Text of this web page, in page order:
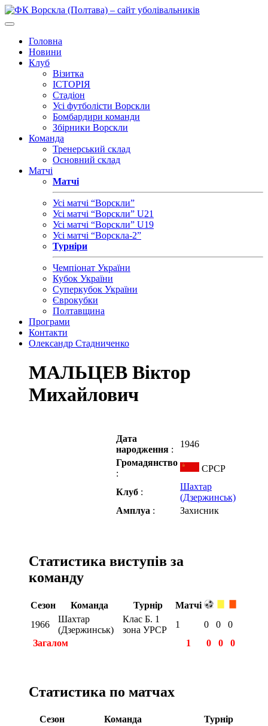
Головна
Новини
Клуб
Візитка
ІСТОРІЯ
Стадіон
Усі футболісти Ворскли
Бомбардири команди
Збірники Ворскли
Команда
Тренерський склад
Основний склад
Матчі
Матчі
Усі матчі “Ворскли”
Усі матчі “Ворскли” U21
Усі матчі “Ворскли” U19
Усі матчі “Ворскла-2”
Турніри
Чемпіонат України
Кубок України
Суперкубок України
Єврокубки
Полтавщина
Програми
Контакти
Олександр Стадниченко
МАЛЬЦЕВ Віктор
Михайлович
Дата
народження :
1946
Громадянство
:
СРСР
Клуб :
Шахтар
(Дзержинськ)
Амплуа : Захисник
Статистика виступів за
команду
Сезон Команда Турнір
Матчі
1966
Шахтар
(Дзержинськ)
Клас Б. 1
зона УРСР
1 0 0
0
Загалом
1 0 0 0
Статистика по матчах
Сезон Команда
Турнір